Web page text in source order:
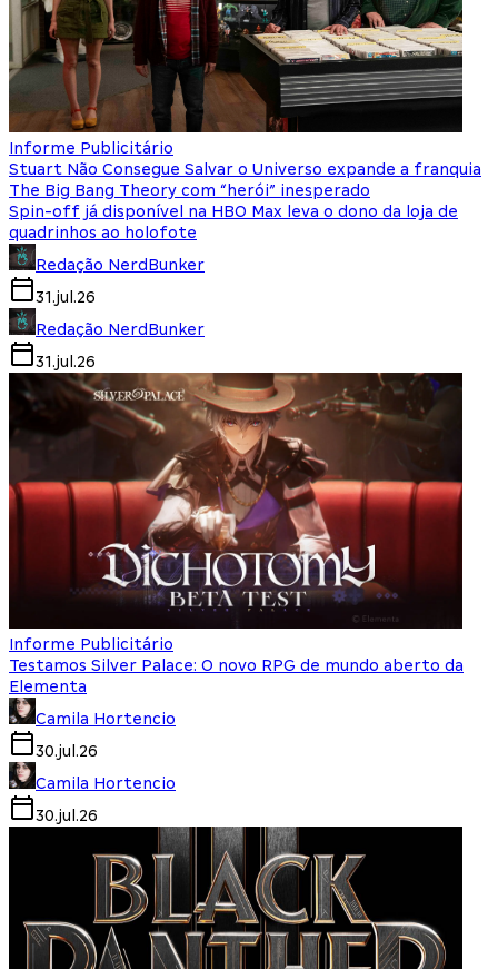
Informe Publicitário
Stuart Não Consegue Salvar o Universo expande a franquia
The Big Bang Theory com “herói” inesperado
Spin-off já disponível na HBO Max leva o dono da loja de
quadrinhos ao holofote
Redação NerdBunker
31.jul.26
Redação NerdBunker
31.jul.26
Informe Publicitário
Testamos Silver Palace: O novo RPG de mundo aberto da
Elementa
Camila Hortencio
30.jul.26
Camila Hortencio
30.jul.26